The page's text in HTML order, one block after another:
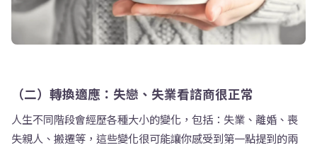
（二）轉換適應：失戀、失業看諮商很正常
人生不同階段會經歷各種大小的變化，包括：失業、離婚、喪
失親人、搬遷等，這些變化很可能讓你感受到第一點提到的兩